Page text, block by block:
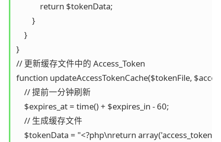
            return $tokenData;
        }
    }
}
// 更新缓存文件中的 Access_Token
function updateAccessTokenCache($tokenFile,
    // 提前一分钟刷新
    $expires_at = time() + $expires_in - 60;
    // 生成缓存文件
$tokenData = "<?php\nreturn array('access_token'